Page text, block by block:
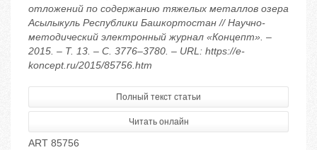
отложений по содержанию тяжелых металлов озера
Асылыкуль Республики Башкортостан // Научно-
методический электронный журнал «Концепт». –
2015. – Т. 13. – С. 3776–3780. – URL: https://e-
koncept.ru/2015/85756.htm
Полный текст статьи
Читать онлайн
ART 85756